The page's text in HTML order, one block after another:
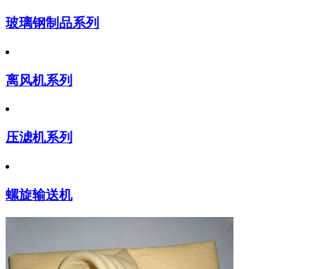
玻璃钢制品系列
离风机系列
压滤机系列
螺旋输送机